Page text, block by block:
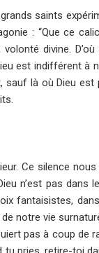
saints
: “Que ce
divine.
est indifférent
là où Dieu
Ce silence
n’est pas
fantaisistes,
notre vie
pas à coup de